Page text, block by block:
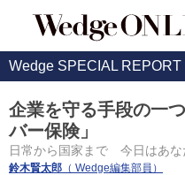
Wedge SPECIAL REPORT
企業を守る手段の一
バー保険」
日常から国家まで 今日はあな
鈴木賢太郎 （ Wedge編集部員）